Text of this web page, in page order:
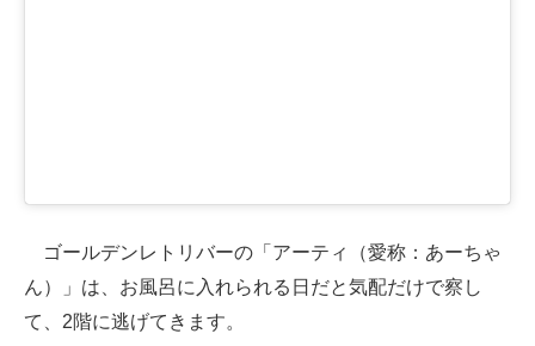
マーケ×ITの今がよく分かる
ITエンジニア向け専門サイト
ゴールデンレトリバーの「アーティ（愛称：あーちゃ
ん）」は、お風呂に入れられる日だと気配だけで察し
て、2階に逃げてきます。